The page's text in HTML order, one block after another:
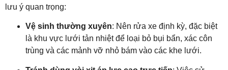
lưu ý quan trọng:
Vệ sinh thường xuyên: Nên rửa xe định kỳ, đặc biệt
là khu vực lưới tản nhiệt để loại bỏ bụi bẩn, xác côn
trùng và các mảnh vỡ nhỏ bám vào các khe lưới.